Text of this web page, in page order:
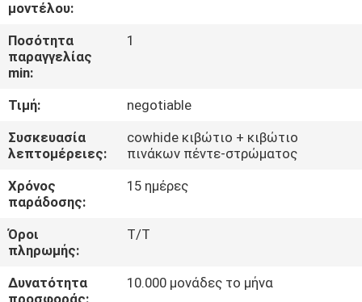
ΓΎΡΟΣ
ΕΡΓΟΣΤΑΣΊΩΝ
ΠΟΙΟΤΙΚΌΣ
ΈΛΕΓΧΟΣ
ΜΑΣ
ΕΛΆΤΕ
ΣΕ
ΕΠΑΦΉ
μοντέλου:
Ποσότητα
παραγγελίας
min:
1
Τιμή:
negotiable
Συσκευασία
λεπτομέρειες:
cowhide κιβώτιο + κιβώτιο
πινάκων πέντε-στρώματος
Χρόνος
παράδοσης:
15 ημέρες
Όροι
πληρωμής:
T/T
Δυνατότητα
10.000 μονάδες το μήνα